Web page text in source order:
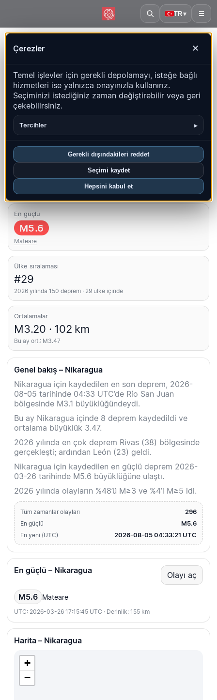
TR▾ ☰
Çerezler ✕
Temel işlevler için gerekli depolamayı, isteğe bağlı
hizmetleri ise yalnızca onayınızla kullanırız.
Seçiminizi istediğiniz zaman değiştirebilir veya geri
çekebilirsiniz.
Tercihler ▸
Gerekli dışındakileri reddet
Seçimi kaydet
Hepsini kabul et
QuakeMap24
Canlı harita, istatistikler ve son olaylar
Geçmiş haritasını aç
Genel bakış Harita Son Grafikler En iyi bölgeler SSS
Bu ayki depremler
8
En yeni UTC: 2026-08-05 04:33:21
En güçlü
M5.6
Mateare
Ülke sıralaması
#29
2026 yılında 150 deprem · 29 ülke içinde
Ortalamalar
M3.20 · 102 km
Bu ay ort.: M3.47
Genel bakış – Nikaragua
Nikaragua için kaydedilen en son deprem, 2026-
08-05 tarihinde 04:33 UTC’de Río San Juan
bölgesinde M3.1 büyüklüğündeydi.
Bu ay Nikaragua içinde 8 deprem kaydedildi ve
ortalama büyüklük 3.47.
2026 yılında en çok deprem Rivas (38) bölgesinde
gerçekleşti; ardından León (23) geldi.
Nikaragua için kaydedilen en güçlü deprem 2026-
03-26 tarihinde M5.6 büyüklüğüne ulaştı.
2026 yılında olayların %48’ü M≥3 ve %4’i M≥5 idi.
Tüm zamanlar olayları 296
En güçlü M5.6
En yeni (UTC) 2026-08-05 04:33:21 UTC
En güçlü – Nikaragua Olayı aç
M5.6 Mateare
UTC: 2026-03-26 17:15:45 UTC · Derinlik: 155 km
Harita – Nikaragua
+
−